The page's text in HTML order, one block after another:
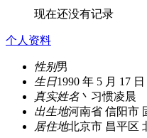
现在还没有记录
个人资料
性别男
生日1990 年 5 月 17 日
真实姓名 丶习惯凌晨
出生地河南省 信阳市
居住地北京市 昌平区